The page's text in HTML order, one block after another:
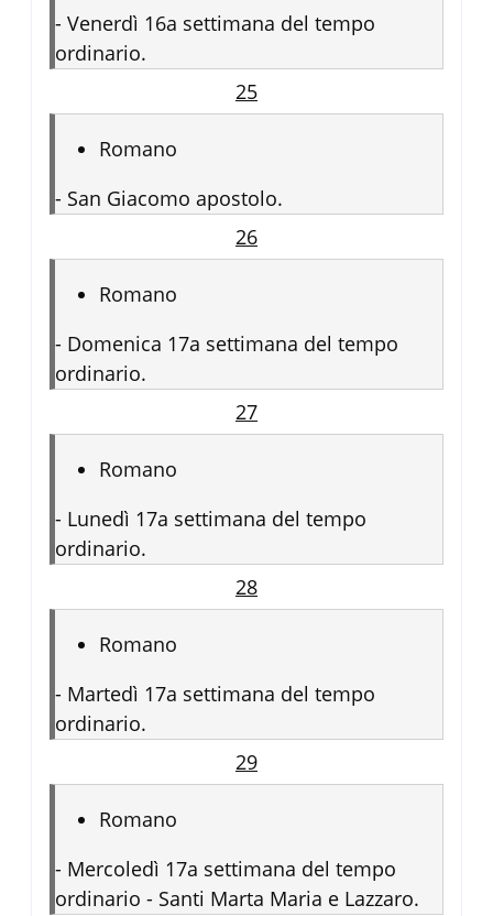
- Venerdì 16a settimana del tempo
ordinario.
25
Romano
- San Giacomo apostolo.
26
Romano
- Domenica 17a settimana del tempo
ordinario.
27
Romano
- Lunedì 17a settimana del tempo
ordinario.
28
Romano
- Martedì 17a settimana del tempo
ordinario.
29
Romano
- Mercoledì 17a settimana del tempo
ordinario - Santi Marta Maria e Lazzaro.